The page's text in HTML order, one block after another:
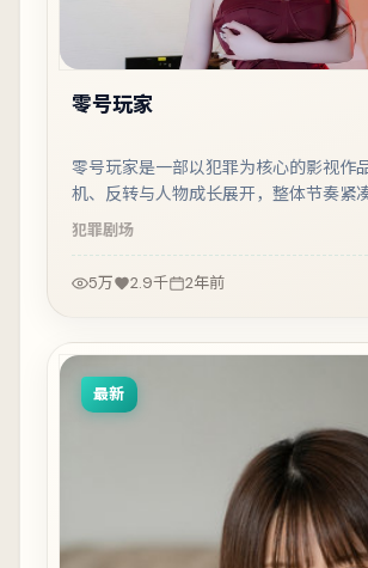
零号玩家
零号玩家是一部以犯罪为核心的影视作
机、反转与人物成长展开，整体节奏紧
观看。
犯罪剧场
5万 2.9千 2年前
最新